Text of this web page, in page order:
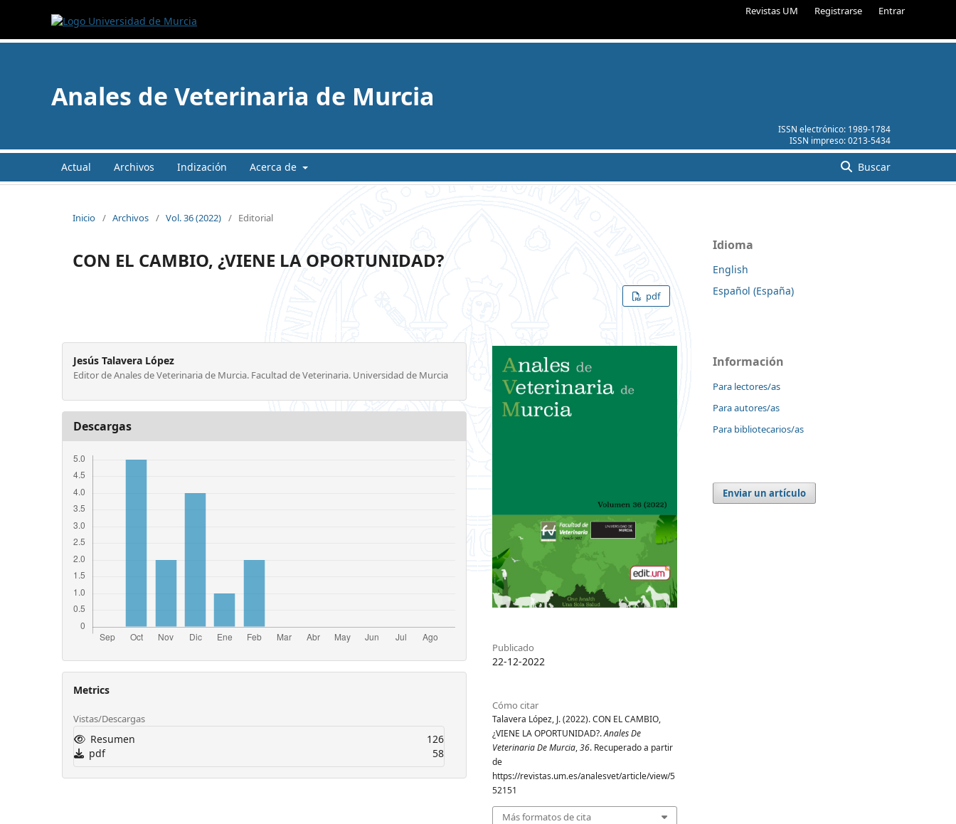
Revistas UM Registrarse Entrar
ISSN electrónico: 1989-1784
ISSN impreso:0213-5434
Anales de Veterinaria de Murcia
Actual Archivos Indización Acerca de Buscar
Inicio / Archivos / Vol. 36 (2022) / Editorial
CON EL CAMBIO, ¿VIENE LA OPORTUNIDAD?
pdf
Jesús Talavera López
Editor de Anales de Veterinaria de Murcia. Facultad de Veterinaria. Universidad de Murcia
Descargas
Metrics
Vistas/Descargas
Resumen
126
pdf
58
Publicado
22-12-2022
Cómo citar
Talavera López, J. (2022). CON EL CAMBIO,
¿VIENE LA OPORTUNIDAD?.Anales De
Veterinaria De Murcia,36. Recuperado a partir
de
https://revistas.um.es/analesvet/article/view/5
52151
Más formatos de cita
Idioma
English
Español (España)
Información
Para lectores/as
Para autores/as
Para bibliotecarios/as
Enviar un artículo